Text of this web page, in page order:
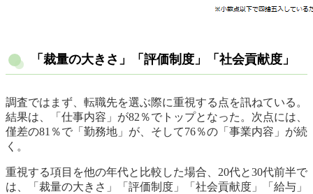
「裁量の大きさ」「評価制度」「社会貢献度」
調査ではまず、転職先を選ぶ際に重視する点を訊ねている。
結果は、「仕事内容」が82％でトップとなった。次点には、
僅差の81％で「勤務地」が、そして76％の「事業内容」が続
く。
重視する項目を他の年代と比較した場合、20代と30代前半で
は、「裁量の大きさ」「評価制度」「社会貢献度」「給与」